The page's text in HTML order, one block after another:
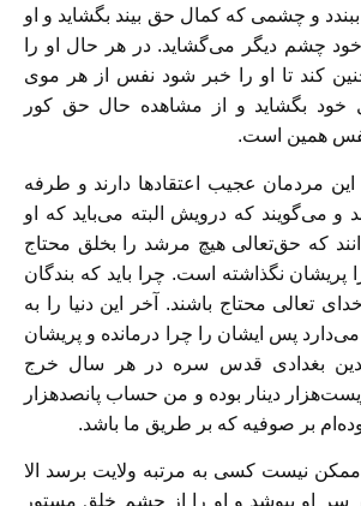
و چشمى که کمال حق بیند بگشاید و او
چشم دیگر مى‌‏گشاید. در هر حال او را
چنین کند تا او را خبر شود نفس از هر موى
خود بگشاید و از مشاهده حال حق کور
همین است.
مردمان عجیب اعتقاد‌ها دارند و طرفه
و مى‏‌گویند که درویش البته مى‌‏باید که او
که حق‌تعالى هیچ مرشد را بخلق محتاج
پریشان نگذاشته است. چرا باید که‏ بندگان
تعالى محتاج باشند. آخر این دنیا را به
پس ایشان را چرا درمانده و پریشان
بغدادى قدس سره در هر سال خرج
دینار بوده و من حساب پانصدهزار
بر صوفیه که بر طریق ما باشد.
نیست کسى به مرتبه ولایت برسد الا
سر او بپوشد و او را از چشم خلق مستور